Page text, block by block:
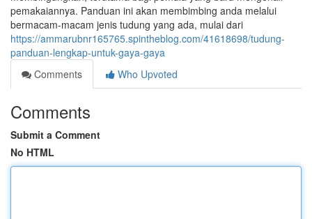
pemakaiannya. Panduan ini akan membimbing anda melalui
bermacam-macam jenis tudung yang ada, mulai dari
https://ammarubnr165765.spintheblog.com/41618698/tudung-
panduan-lengkap-untuk-gaya-gaya
Comments
Who Upvoted
Comments
Submit a Comment
No HTML